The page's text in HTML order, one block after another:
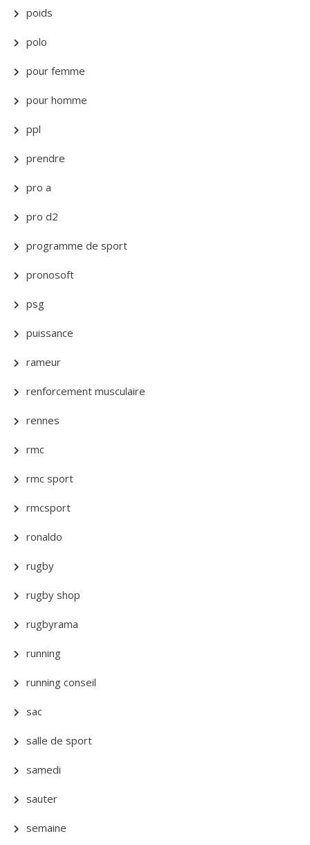
poids
polo
pour femme
pour homme
ppl
prendre
pro a
pro d2
programme de sport
pronosoft
psg
puissance
rameur
renforcement musculaire
rennes
rmc
rmc sport
rmcsport
ronaldo
rugby
rugby shop
rugbyrama
running
running conseil
sac
salle de sport
samedi
sauter
semaine